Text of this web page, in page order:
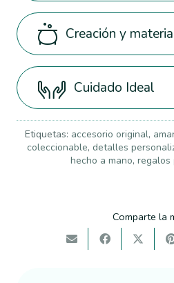
Creación y
Cuidado Ideal
Etiquetas: accesorio original,
coleccionable, detalles
hecho a mano, regalos
Comparte la